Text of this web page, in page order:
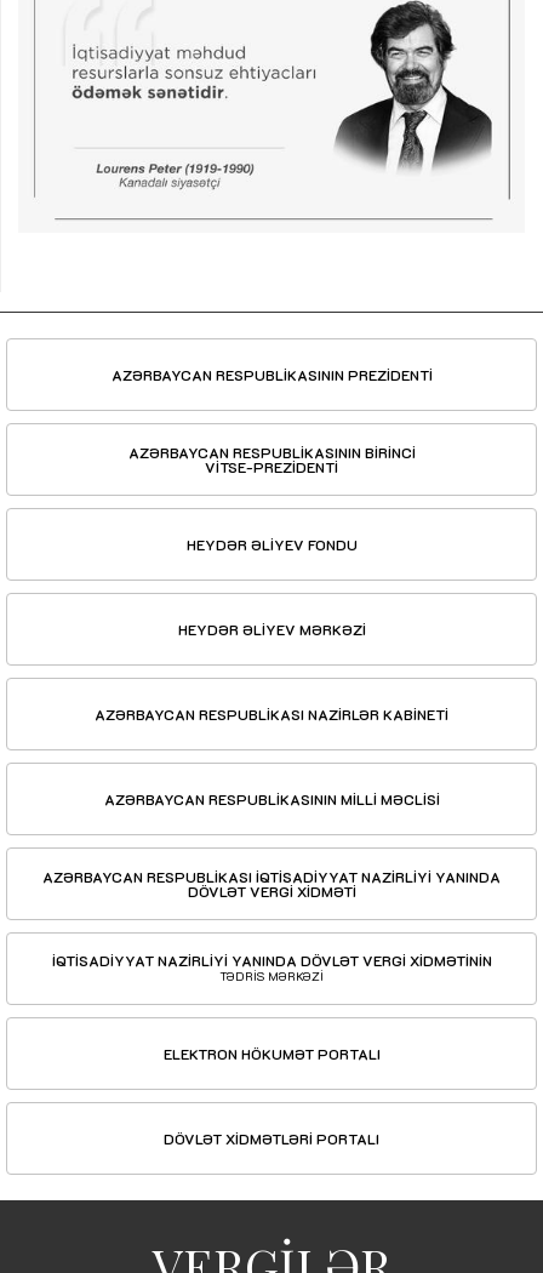
AZƏRBAYCAN RESPUBLİKASININ PREZİDENTİ
AZƏRBAYCAN RESPUBLİKASININ BİRİNCİ
VİTSE-PREZİDENTİ
HEYDƏR ƏLİYEV FONDU
HEYDƏR ƏLİYEV MƏRKƏZİ
AZƏRBAYCAN RESPUBLİKASI NAZİRLƏR KABİNETİ
AZƏRBAYCAN RESPUBLİKASININ MİLLİ MƏCLİSİ
AZƏRBAYCAN RESPUBLİKASI İQTİSADİYYAT NAZİRLİYİ YANINDA
DÖVLƏT VERGİ XİDMƏTİ
İQTİSADİYYAT NAZİRLİYİ YANINDA DÖVLƏT VERGİ XİDMƏTİNİN
TƏDRİS MƏRKƏZİ
ELEKTRON HÖKUMƏT PORTALI
DÖVLƏT XİDMƏTLƏRİ PORTALI